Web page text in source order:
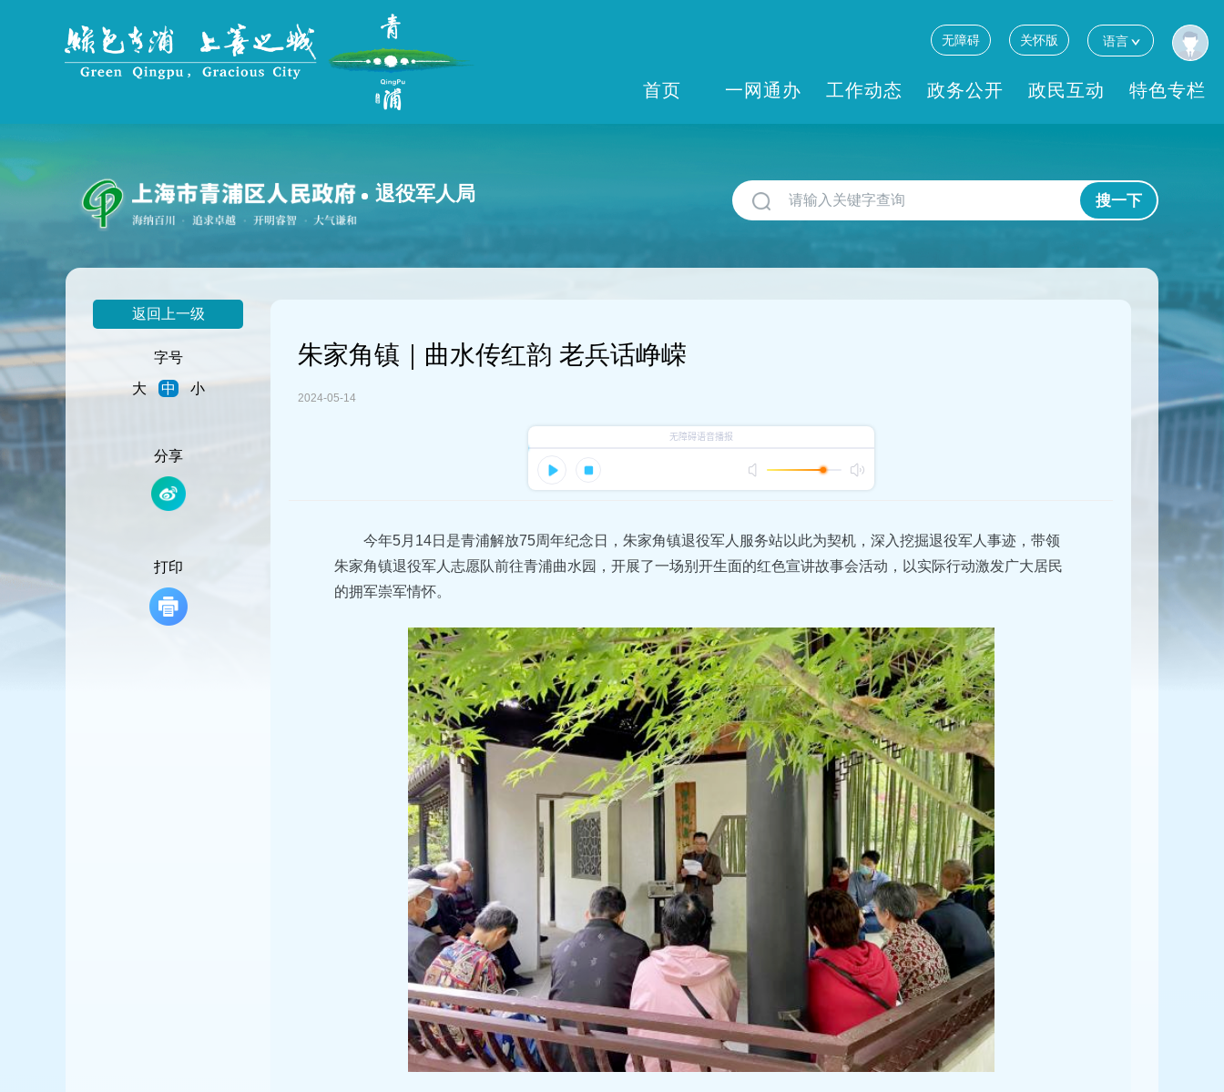
到
主
要
内
无障碍 关怀版 语言
首页 一网通办 工作动态 政务公开 政民互动 特色专栏
退役军人局 搜一下
返回上一级
字号
大
中 小
分享
打印
朱家角镇｜曲水传红韵 老兵话峥嵘
2024-05-14
今年5月14日是青浦解放75周年纪念日，朱家角镇退役军人服务站以此为契机，深入挖掘退役军人事迹，带领
朱家角镇退役军人志愿队前往青浦曲水园，开展了一场别开生面的红色宣讲故事会活动，以实际行动激发广大居民
的拥军崇军情怀。